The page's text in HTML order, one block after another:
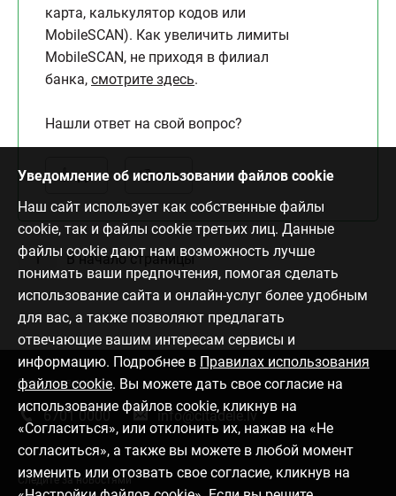
карта, калькулятор кодов или
MobileSCAN). Как увеличить лимиты
MobileSCAN, не приходя в филиал
банка, смотрите здесь.
Нашли ответ на свой вопрос?
Да Нет
В начало страницы
Уведомление об использовании файлов cookie
Наш сайт использует как собственные файлы
cookie, так и файлы cookie третьих лиц. Данные
файлы cookie дают нам возможность лучше
понимать ваши предпочтения, помогая сделать
использование сайта и онлайн-услуг более удобным
для вас, а также позволяют предлагать
отвечающие вашим интересам сервисы и
информацию. Подробнее в Правилах использования
файлов cookie. Вы можете дать свое согласие на
использование файлов cookie, кликнув на
«Согласиться», или отклонить их, нажав на «Не
согласиться», а также вы можете в любой момент
изменить или отозвать свое согласие, кликнув на
Связаться с нами
6701 0000 info@citadele.lv
Следите за новостями